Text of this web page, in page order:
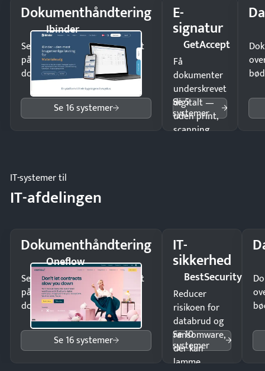
Dokumenthåndtering
Ibinder
Send kontrakter til underskrift
på minutter og mist ingen
dokumenter.
Se 16 systemer
E-
signatur
GetAccept
Få
dokumenter
underskrevet
digitalt —
uden print,
scanning
Se 5
systemer
IT-systemer til
IT-afdelingen
Dokumenthåndtering
Oneflow
Send kontrakter til underskrift
på minutter og mist ingen
dokumenter.
Se 16 systemer
IT-
sikkerhed
BestSecurity
Reducer
risikoen for
databrud og
ransomware,
der kan
lamme
Se 10
systemer